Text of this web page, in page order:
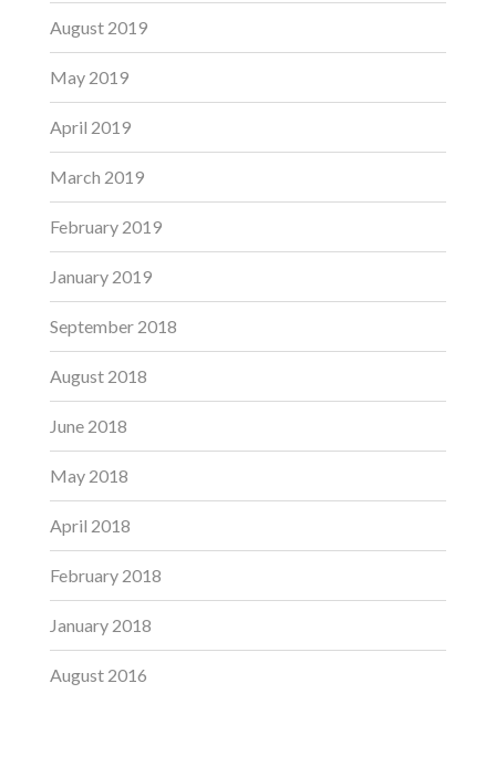
August 2019
May 2019
April 2019
March 2019
February 2019
January 2019
September 2018
August 2018
June 2018
May 2018
April 2018
February 2018
January 2018
August 2016